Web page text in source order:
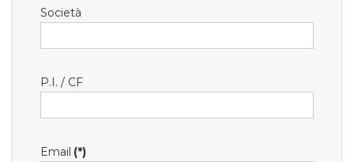
Società
P.I. / CF
Email (*)